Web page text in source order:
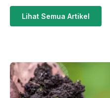
Lihat Semua Artikel